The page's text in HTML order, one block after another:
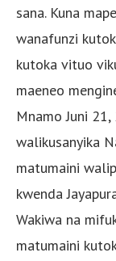
sana. Kuna
wanafunzi
kutoka vituo
maeneo
Mnamo Juni
walikusanyika
matumaini
kwenda
Wakiwa na
matumaini